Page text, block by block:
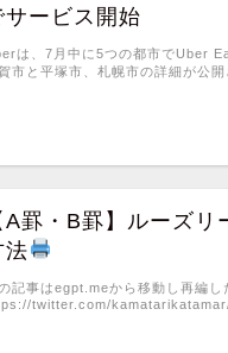
サービス開始
は、7月中に5つの都市でUber
市と平塚市、札幌市の詳細が公
A罫・B罫】ルーズリ
法
記事はegpt.meから移動し再編し
twitter.com/